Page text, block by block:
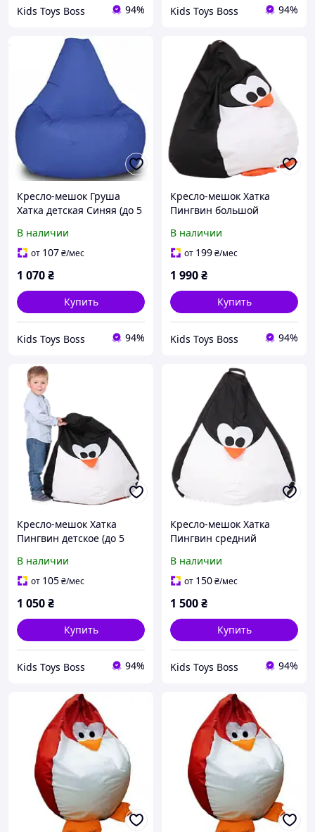
Kids Toys Boss 94% Kids Toys Boss 94%
Кресло-мешок Груша
Хатка детская Синяя (до 5
В наличии
от 107₴/мес
1 070₴
Купить
Kids Toys Boss 94%
Кресло-мешок Хатка
Пингвин большой
В наличии
от 199₴/мес
1 990₴
Купить
Kids Toys Boss 94%
Кресло-мешок Хатка
Пингвин детское (до 5
В наличии
от 105₴/мес
1 050₴
Купить
Kids Toys Boss 94%
Кресло-мешок Хатка
Пингвин средний
В наличии
от 150₴/мес
1 500₴
Купить
Kids Toys Boss 94%